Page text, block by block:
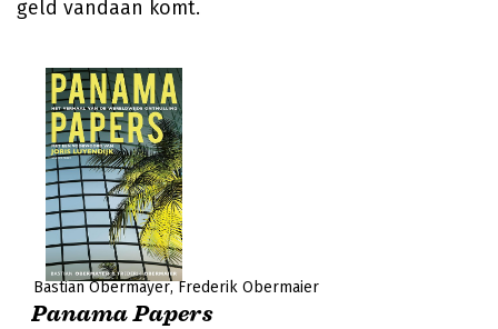
geld vandaan komt.
Bastian Obermayer Frederik Obermaier
Panama Papers